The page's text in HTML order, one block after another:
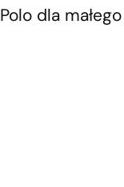
Polo dla